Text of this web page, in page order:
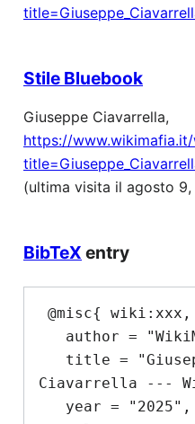
Stile Bluebook
Giuseppe Ciavarrella,
https://
(ultima visita il agosto
BibTeX entry
Ciavarrella ---